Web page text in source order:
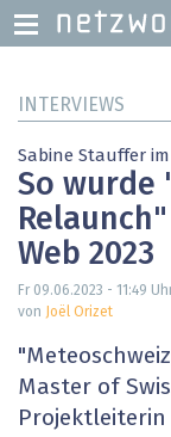
zumINTERVIEWS
Sabine Stauffer
So wurde
Web 2023
Fr 09.06.2023 - 11:49
von
Joël Orizet
Master of